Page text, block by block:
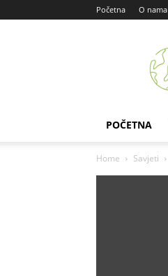
Početna O nama
POČETNA
Home Savjeti